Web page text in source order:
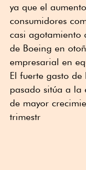
ya que el
consumidores
casi agotamiento
de Boeing en
empresarial en
El fuerte gasto de
pasado sitúa a la
de mayor
trimestr